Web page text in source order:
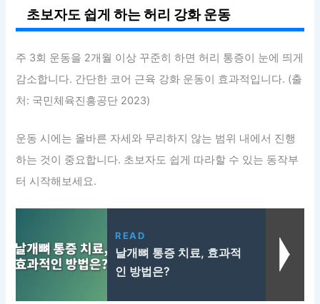
초보자도 쉽게 하는 허리 강화 운동
주 3회 운동을 2개월 이상 꾸준히 하면 허리 통증이 눈에 띄게
감소합니다. 간단한 코어 근육 강화 운동이 효과적입니다. (출
처: 국민체육진흥공단 2023)
운동 시에는 올바른 자세와 무리하지 않는 범위 내에서 진행
하는 것이 중요합니다. 초보자도 쉽게 따라할 수 있는 동작부
터 시작해보세요.
READ
날개뼈 통증 치료, 효과적
인 방법은?